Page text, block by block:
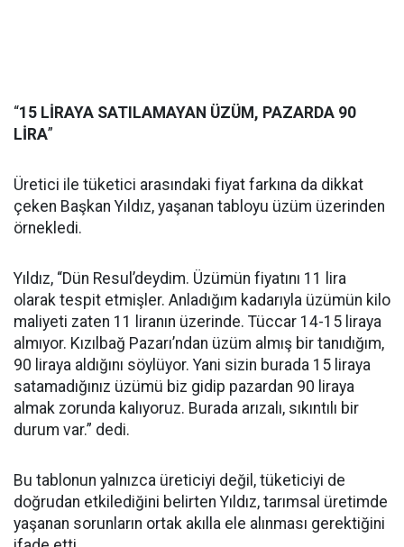
“15 LİRAYA SATILAMAYAN ÜZÜM, PAZARDA 90
LİRA”
Üretici ile tüketici arasındaki fiyat farkına da dikkat
çeken Başkan Yıldız, yaşanan tabloyu üzüm üzerinden
örnekledi.
Yıldız, “Dün Resul’deydim. Üzümün fiyatını 11 lira
olarak tespit etmişler. Anladığım kadarıyla üzümün kilo
maliyeti zaten 11 liranın üzerinde. Tüccar 14-15 liraya
almıyor. Kızılbağ Pazarı’ndan üzüm almış bir tanıdığım,
90 liraya aldığını söylüyor. Yani sizin burada 15 liraya
satamadığınız üzümü biz gidip pazardan 90 liraya
almak zorunda kalıyoruz. Burada arızalı, sıkıntılı bir
durum var.” dedi.
Bu tablonun yalnızca üreticiyi değil, tüketiciyi de
doğrudan etkilediğini belirten Yıldız, tarımsal üretimde
yaşanan sorunların ortak akılla ele alınması gerektiğini